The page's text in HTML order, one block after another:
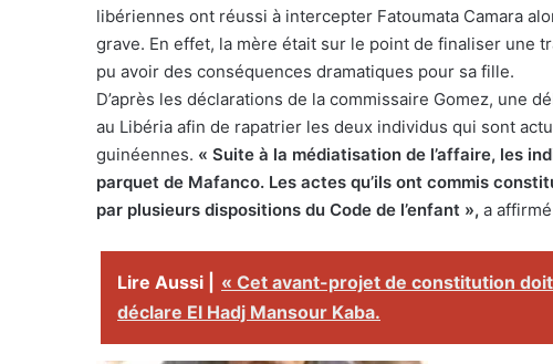
libériennes ont réussi à intercepter Fatoumata Camara
grave. En effet, la mère était sur le point de finaliser une
pu avoir des conséquences dramatiques pour sa fille.
D’après les déclarations de la commissaire Gomez, une
au Libéria afin de rapatrier les deux individus qui sont
guinéennes. « Suite à la médiatisation de l’affaire, les
parquet de Mafanco. Les actes qu’ils ont commis
par plusieurs dispositions du Code de l’enfant », a
Lire Aussi |
« Cet avant-projet de constitution
déclare El Hadj Mansour Kaba.